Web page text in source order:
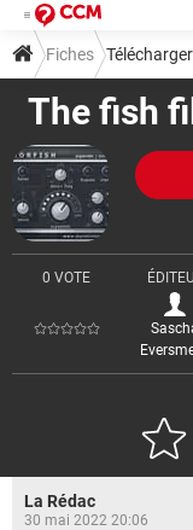
The fish
0 VOTE
Fiches Télécharger
La Rédac
30 mai 2022 20:06